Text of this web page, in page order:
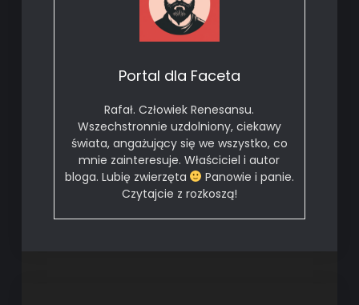
Portal dla Faceta
Rafał. Człowiek Renesansu.
Wszechstronnie uzdolniony, ciekawy
świata, angażujący się we wszystko, co
mnie zainteresuje. Właściciel i autor
bloga. Lubię zwierzęta
Panowie i panie.
Czytajcie z rozkoszą!